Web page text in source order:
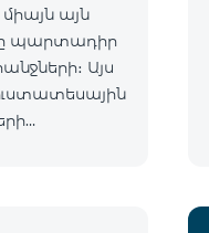
այն
պարտադիր
Այս